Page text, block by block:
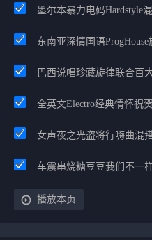
墨尔本暴力电码Hardstyle
女声夜之光盗将行嗨曲混
播放本页